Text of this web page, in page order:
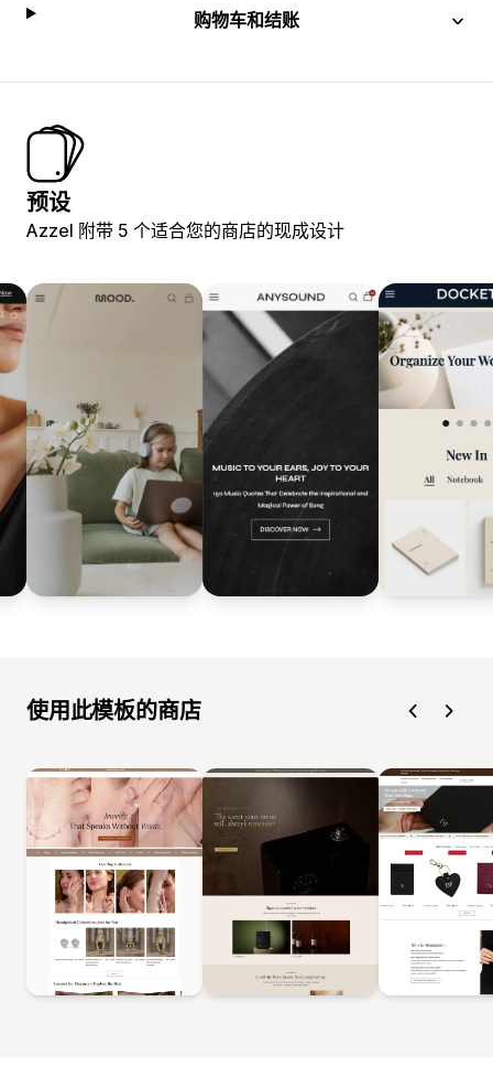
购物车和结账
预设
Azzel 附带 5 个适合您的商店的现成设计
使用此模板的商店